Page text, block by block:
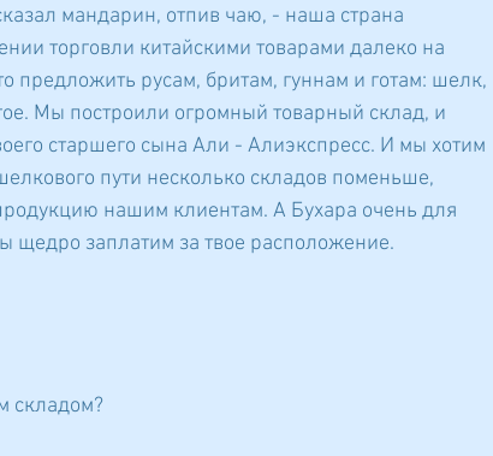
мандарин, отпив чаю, - наша страна
торговли китайскими товарами далеко на
предложить русам, бритам, гуннам и готам: шелк,
Мы построили огромный товарный склад, и
старшего сына Али - Алиэкспресс. И мы хотим
пути несколько складов поменьше,
нашим клиентам. А Бухара очень для
щедро заплатим за твое расположение.
складом?